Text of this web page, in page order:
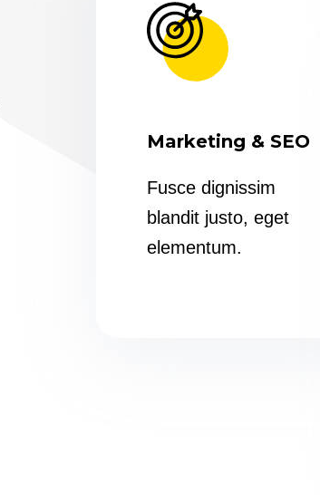
Marketing & SEO
Fusce dignissim
blandit justo, eget
elementum.